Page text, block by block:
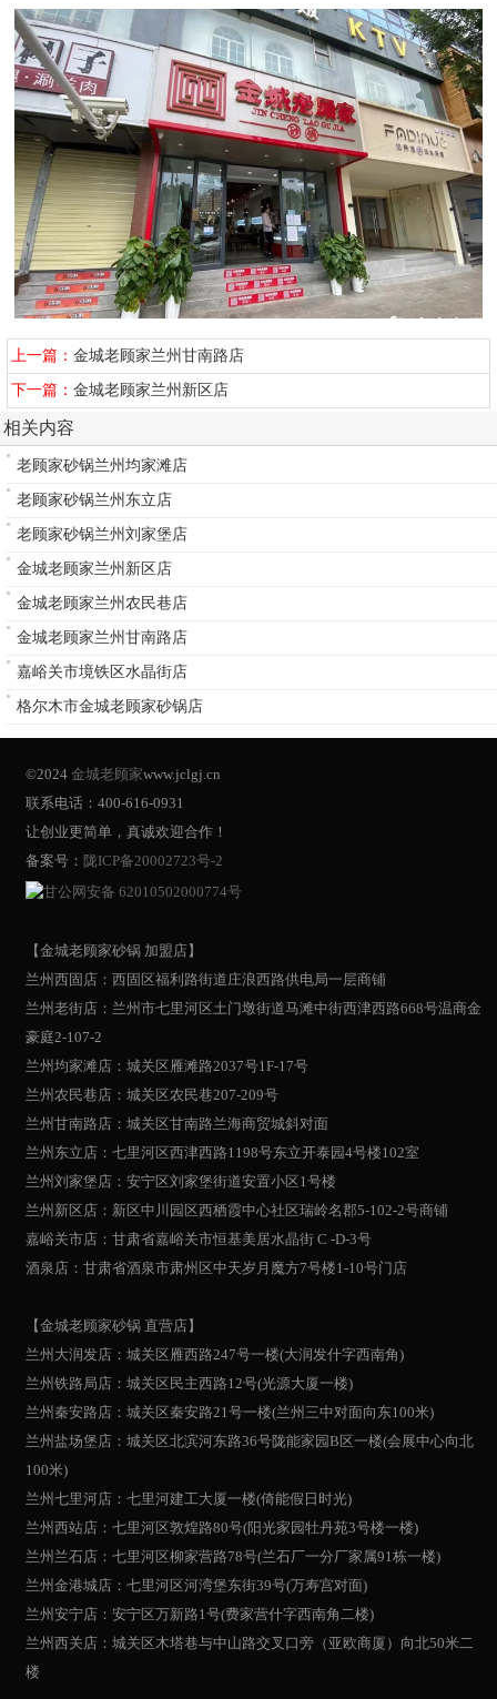
上一篇：金城老顾家兰州甘南路店
下一篇：金城老顾家兰州新区店
相关内容
老顾家砂锅兰州均家滩店
老顾家砂锅兰州东立店
老顾家砂锅兰州刘家堡店
金城老顾家兰州新区店
金城老顾家兰州农民巷店
金城老顾家兰州甘南路店
嘉峪关市境铁区水晶街店
格尔木市金城老顾家砂锅店
©2024金城老顾家www.jclgj.cn
联系电话：400-616-0931
让创业更简单，真诚欢迎合作！
备案号： 陇ICP备20002723号-2
甘公网安备 62010502000774号
【金城老顾家砂锅 加盟店】
兰州西固店：西固区福利路街道庄浪西路供电局一层商铺
兰州老街店：兰州市七里河区土门墩街道马滩中街西津西路668号温商金
豪庭2-107-2
兰州均家滩店：城关区雁滩路2037号1F-17号
兰州农民巷店：城关区农民巷207-209号
兰州甘南路店：城关区甘南路兰海商贸城斜对面
兰州东立店：七里河区西津西路1198号东立开泰园4号楼102室
兰州刘家堡店：安宁区刘家堡街道安置小区1号楼
兰州新区店：新区中川园区西栖霞中心社区瑞岭名郡5-102-2号商铺
嘉峪关市店：甘肃省嘉峪关市恒基美居水晶街 C -D-3号
酒泉店：甘肃省酒泉市肃州区中天岁月魔方7号楼1-10号门店
【金城老顾家砂锅 直营店】
兰州大润发店：城关区雁西路247号一楼(大润发什字西南角)
兰州铁路局店：城关区民主西路12号(光源大厦一楼)
兰州秦安路店：城关区秦安路21号一楼(兰州三中对面向东100米)
兰州盐场堡店：城关区北滨河东路36号陇能家园B区一楼(会展中心向北
100米)
兰州七里河店：七里河建工大厦一楼(倚能假日时光)
兰州西站店：七里河区敦煌路80号(阳光家园牡丹苑3号楼一楼)
兰州兰石店：七里河区柳家营路78号(兰石厂一分厂家属91栋一楼)
兰州金港城店：七里河区河湾堡东街39号(万寿宫对面)
兰州安宁店：安宁区万新路1号(费家营什字西南角二楼)
兰州西关店：城关区木塔巷与中山路交叉口旁（亚欧商厦）向北50米二
楼